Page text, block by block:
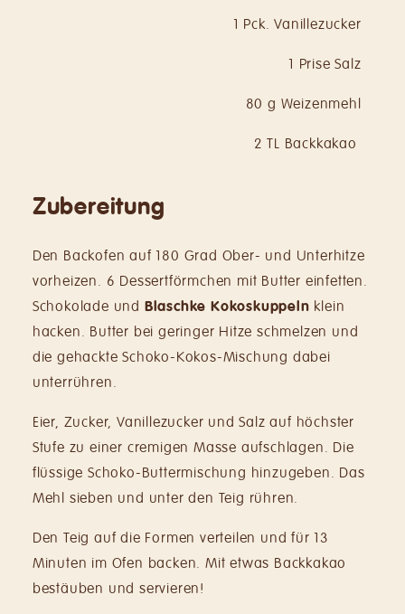
1 Pck. Vanillezucker
1 Prise Salz
80 g Weizenmehl
2 TL Backkakao
Zubereitung
Den Backofen auf 180 Grad Ober- und Unterhitze
vorheizen. 6 Dessertförmchen mit Butter einfetten.
Schokolade und Blaschke Kokoskuppeln klein
hacken. Butter bei geringer Hitze schmelzen und
die gehackte Schoko-Kokos-Mischung dabei
unterrühren.
Eier, Zucker, Vanillezucker und Salz auf höchster
Stufe zu einer cremigen Masse aufschlagen. Die
flüssige Schoko-Buttermischung hinzugeben. Das
Mehl sieben und unter den Teig rühren.
Den Teig auf die Formen verteilen undfür 13
Minuten im Ofen backen. Mit etwas Backkakao
bestäuben und servieren!